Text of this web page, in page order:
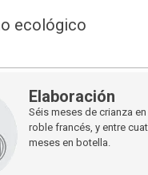
ecológico
Elaboración
Séis meses de crianza
roble francés, y entre
meses en botella.